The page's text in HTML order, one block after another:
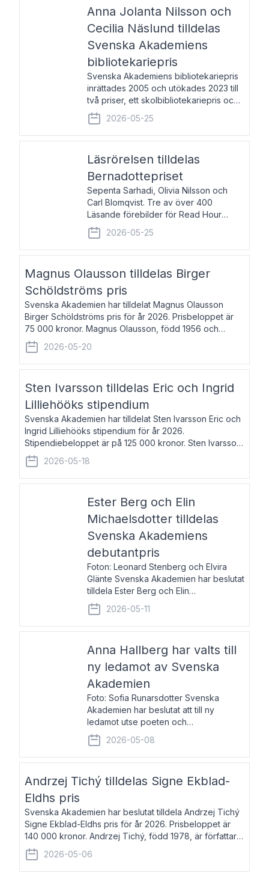
Anna Jolanta Nilsson och
Cecilia Näslund tilldelas
Svenska Akademiens
bibliotekariepris
Svenska Akademiens bibliotekariepris
inrättades 2005 och utökades 2023 till
två priser, ett skolbibliotekariepris och
ett folkbibliotekariepris. Priserna skall
tilldelas bibliotekarier vid svenska folk-
och skolbibliotek som gjort värdefull
2026-05-25
Läsrörelsen tilldelas
Bernadottepriset
Sepenta Sarhadi, Olivia Nilsson och
Carl Blomqvist. Tre av över 400
Läsande förebilder för Read Hour
Sverige. Foto: Michael Wall. Den ideella
föreningen Läsrörelsen tilldelas
Bernadottepriset 2026 för att den
2026-05-25
Magnus Olausson tilldelas Birger
Schöldströms pris
Svenska Akademien har tilldelat Magnus Olausson
Birger Schöldströms pris för år 2026. Prisbeloppet är
75 000 kronor. Magnus Olausson, född 1956 och
bosatt i Stockholm, är konstvetare, museiman och
hovman. Han disputerade 1993 vid Uppsala un
2026-05-20
Sten Ivarsson tilldelas Eric och Ingrid
Lilliehööks stipendium
Svenska Akademien har tilldelat Sten Ivarsson Eric och
Ingrid Lilliehööks stipendium för år 2026.
Stipendiebeloppet är på 125 000 kronor. Sten Ivarsson,
född 1979, är mediateksamordnare vid
Söderslättsgymnasiet i Trelleborg. Här har han på
2026-05-18
Ester Berg och Elin
Michaelsdotter tilldelas
Svenska Akademiens
debutantpris
Foton: Leonard Stenberg och Elvira
Glänte Svenska Akademien har beslutat
tilldela Ester Berg och Elin
Michaelsdotter Svenska Akademiens
debutantpris för år 2026. Priset är
nyinstiftat och syftar till att lyfta fram
2026-05-11
Anna Hallberg har valts till
ny ledamot av Svenska
Akademien
Foto: Sofia Runarsdotter Svenska
Akademien har beslutat att till ny
ledamot utse poeten och
litteraturkritikern Anna Hallberg. Hon
efterträder poeten Tua Forsström på
stol 18 och kommer att ta sitt inträde vid
2026-05-08
Andrzej Tichý tilldelas Signe Ekblad-
Eldhs pris
Svenska Akademien har beslutat tilldela Andrzej Tichý
Signe Ekblad-Eldhs pris för år 2026. Prisbeloppet är
140 000 kronor. Andrzej Tichý, född 1978, är författare
och kulturskribent. Han debuterade 2005 med den
lovordade romanen Sex liter l
2026-05-06